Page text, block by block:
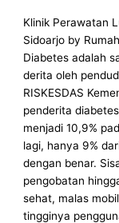
Klinik Perawatan
Sidoarjo by
Diabetes adalah
derita oleh
RISKESDAS
penderita
menjadi 10,9%
lagi, hanya 9%
dengan benar.
pengobatan
sehat, malas
tingginya